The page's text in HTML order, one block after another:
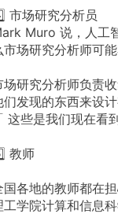
市场研究分析员
Muro 说，人工
市场研究分析师可
场研究分析师负责
们发现的东西来设
这些是我们现在看
教师
国各地的教师都在
工学院计算和信息